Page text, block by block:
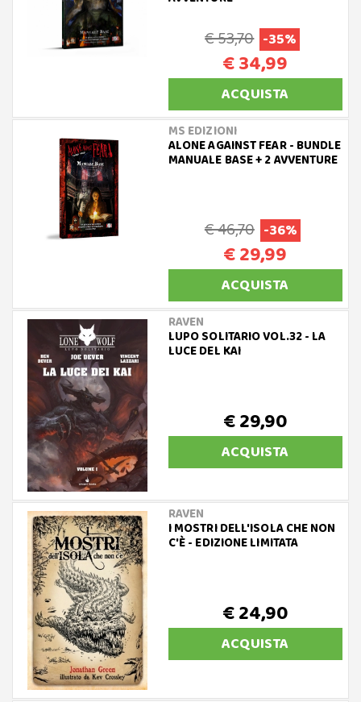
€ 53,70 -35%
€ 34,99
ACQUISTA
MS EDIZIONI
ALONE AGAINST FEAR - BUNDLE
MANUALE BASE + 2 AVVENTURE
€ 46,70 -36%
€ 29,99
ACQUISTA
RAVEN
LUPO SOLITARIO VOL.32 - LA
LUCE DEL KAI
€ 29,90
ACQUISTA
RAVEN
I MOSTRI DELL'ISOLA CHE NON
C'È - EDIZIONE LIMITATA
€ 24,90
ACQUISTA